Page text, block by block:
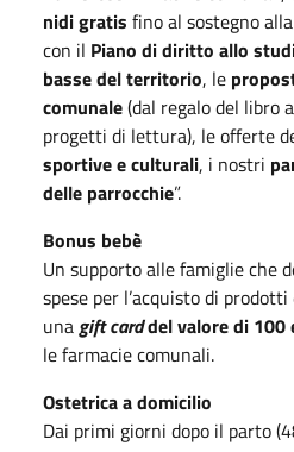
nidi gratis fino al sostegno
con il Piano di diritto allo
basse del territorio, le
comunale(dal regalo del libro
progetti di lettura), le offerte
sportive e culturali, i nostri
delle parrocchie”.
Bonus bebè
Un supporto alle famiglie che
spese per l’acquisto di
una gift carddel valore di 100
le farmacie comunali.
Ostetrica a domicilio
Dai primi giorni dopo il parto